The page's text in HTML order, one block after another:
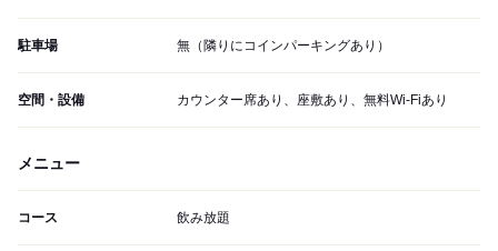
駐車場 無（隣りにコインパーキングあり）
空間・設備 カウンター席あり、座敷あり、無料Wi-Fiあり
メニュー
コース 飲み放題